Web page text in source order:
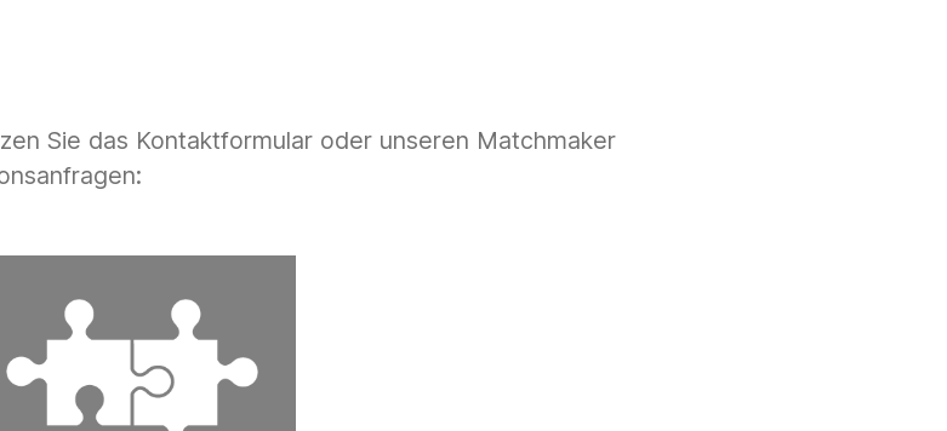
Sie das Kontaktformular oder unseren Matchmaker